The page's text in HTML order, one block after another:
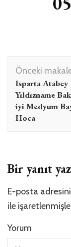
Yazı
dolaşımı
Önceki
Isparta Atabey
Yıldızname
iyi Medyum
Hoca
Bir yanıt
E-posta
ile
Yorum